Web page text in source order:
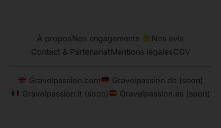
À propos Nos engagements
Nos avis
Contact & Partenariat Mentions légalesCGV
Gravelpassion.com
Gravelpassion.de (soon)
Gravelpassion.it (soon)
Gravelpassion.es (soon)